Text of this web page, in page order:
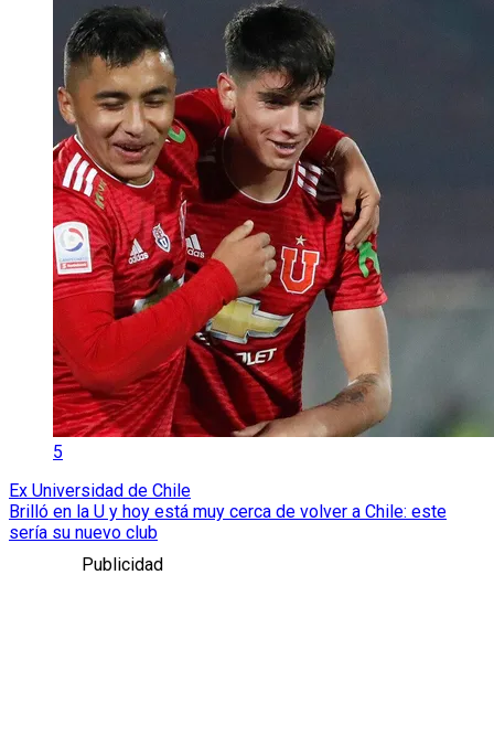
5
Ex Universidad de Chile
Brilló en la U y hoy está muy cerca de volver a Chile: este
sería su nuevo club
Publicidad